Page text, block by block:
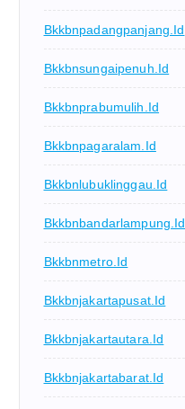
Bkkbnpadangpanjang.id
Bkkbnsungaipenuh.id
Bkkbnprabumulih.id
Bkkbnpagaralam.id
Bkkbnlubuklinggau.id
Bkkbnbandarlampung.id
Bkkbnmetro.id
Bkkbnjakartapusat.id
Bkkbnjakartautara.id
Bkkbnjakartabarat.id